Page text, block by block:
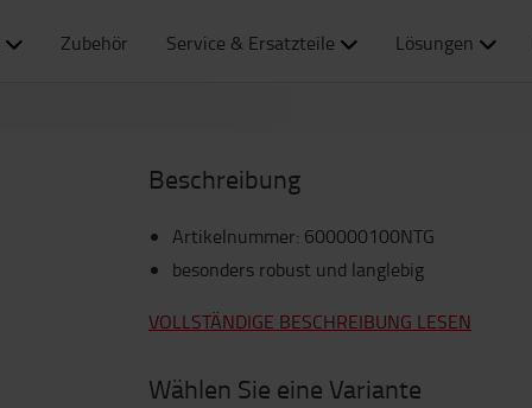
Zubehör Service & Ersatzteile Lösungen
Beschreibung
Artikelnummer: 600000100NTG
besonders robust und langlebig
VOLLSTÄNDIGE BESCHREIBUNG LESEN
Wählen Sie eine Variante